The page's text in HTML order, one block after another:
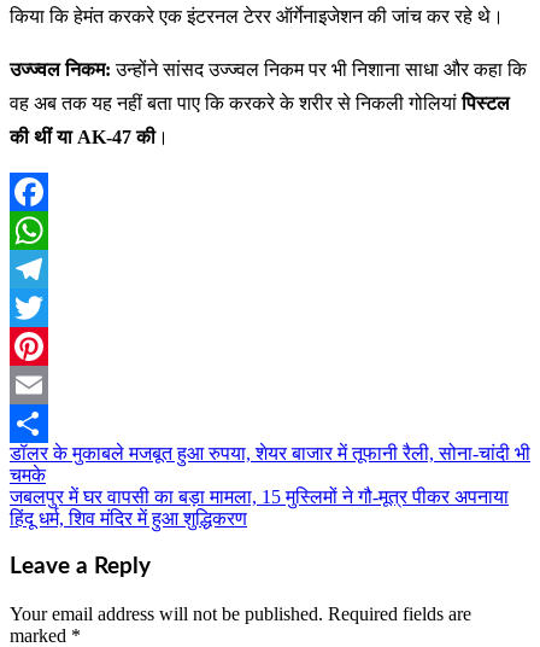
किया कि हेमंत करकरे एक इंटरनल टेरर ऑर्गेनाइजेशन की जांच कर रहे थे।
उज्ज्वल निकम: उन्होंने सांसद उज्ज्वल निकम पर भी निशाना साधा और कहा कि
वह अब तक यह नहीं बता पाए कि करकरे के शरीर से निकली गोलियांपिस्टल
की थीं या AK-47 की।
Facebook
WhatsApp
Telegram
Twitter
Pinterest
Email
Share
Post
navigation
डॉलर के मुकाबले मजबूत हुआ रुपया, शेयर बाजार में तूफानी रैली, सोना-चांदी भी
चमके
जबलपुर में घर वापसी का बड़ा मामला, 15 मुस्लिमों ने गौ-मूत्र पीकर अपनाया
हिंदू धर्म, शिव मंदिर में हुआ शुद्धिकरण
Leave a Reply
Your email address will not be published. Required fields are
marked *